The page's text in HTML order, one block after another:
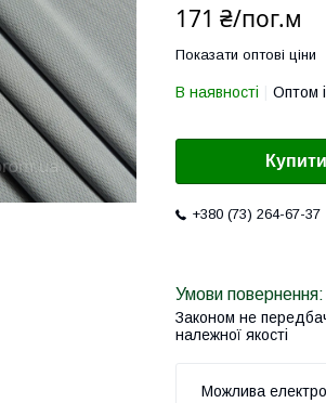
171 ₴/пог.м
Показати оптові ціни
В наявності Оптом
Купити
+380 (73) 264-67-37
Законом не
належної якості